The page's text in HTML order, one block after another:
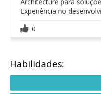
Experiência no
0
Habilidades: